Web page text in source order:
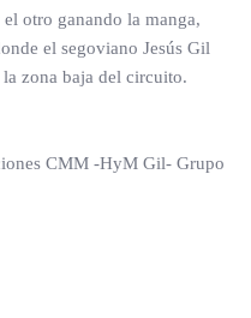
otro ganando la manga,
el segoviano Jesús Gil
zona baja del circuito.
CMM -HyM Gil- Grupo